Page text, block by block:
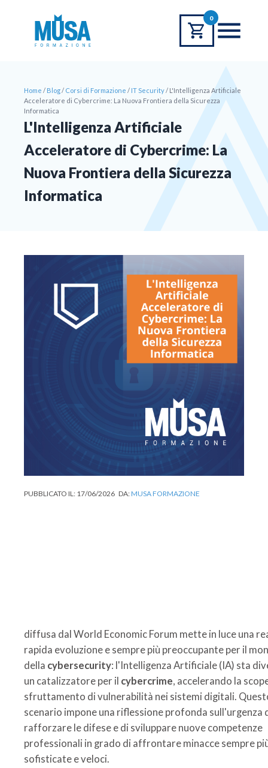
0
Home / Blog/ Corsi di Formazione / IT Security/ L'Intelligenza Artificiale
Acceleratore di Cybercrime: La Nuova Frontiera della Sicurezza
Informatica
L'Intelligenza Artificiale
Acceleratore di Cybercrime: La
Nuova Frontiera della Sicurezza
Informatica
PUBBLICATO IL: 17/06/2026 DA:MUSA FORMAZIONE
diffusa dal World Economic Forum mette in luce una
rapida evoluzione e sempre più preoccupante per il
della cybersecurity: l'Intelligenza Artificiale (IA) sta
un catalizzatore per il cybercrime, accelerando la
sfruttamento di vulnerabilità nei sistemi digitali.
scenario impone una riflessione profonda sull'urgenza
rafforzare le difese e di sviluppare nuove competenze
professionali in grado di affrontare minacce sempre
sofisticate e veloci.